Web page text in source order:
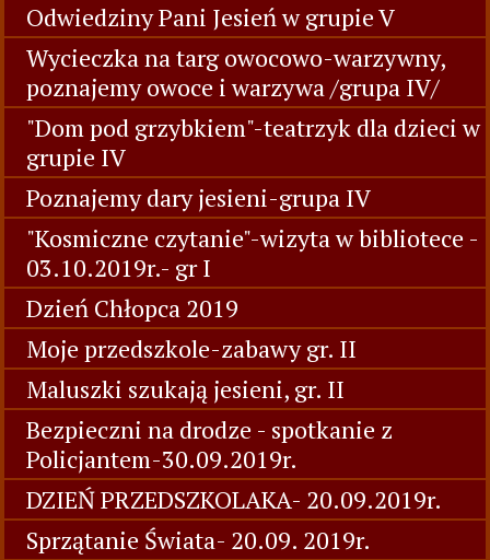
Odwiedziny Pani Jesień w grupie V
Wycieczka na targ owocowo-warzywny,
poznajemy owoce i warzywa /grupa IV/
"Dom pod grzybkiem"-teatrzyk dla dzieci w
grupie IV
Poznajemy dary jesieni-grupa IV
"Kosmiczne czytanie"-wizyta w bibliotece -
03.10.2019r.- gr I
Dzień Chłopca 2019
Moje przedszkole-zabawy gr. II
Maluszki szukają jesieni, gr. II
Bezpieczni na drodze - spotkanie z
Policjantem-30.09.2019r.
DZIEŃ PRZEDSZKOLAKA- 20.09.2019r.
Sprzątanie Świata- 20.09. 2019r.